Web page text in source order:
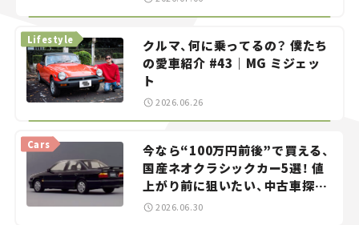
クルマ、何に乗ってるの？ 僕たち
の愛車紹介 #43｜MG ミジェッ
ト
Lifestyle
2026.06.26
今なら“100万円前後”で買える、
国産ネオクラシックカー5選！ 値
上がり前に狙いたい、中古車探し
をお手伝い――ちょっとイケてるマ
Cars
2026.06.30